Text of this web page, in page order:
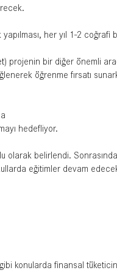
her yıl 1-2 coğrafi
) projenin bir diğer önemli
öğrenme fırsatı
hedefliyor.
olarak belirlendi.
eğitimler devam
konularda finansal